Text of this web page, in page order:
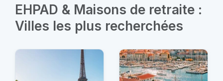
EHPAD & Maisons de retraite :
Villes les plus recherchées